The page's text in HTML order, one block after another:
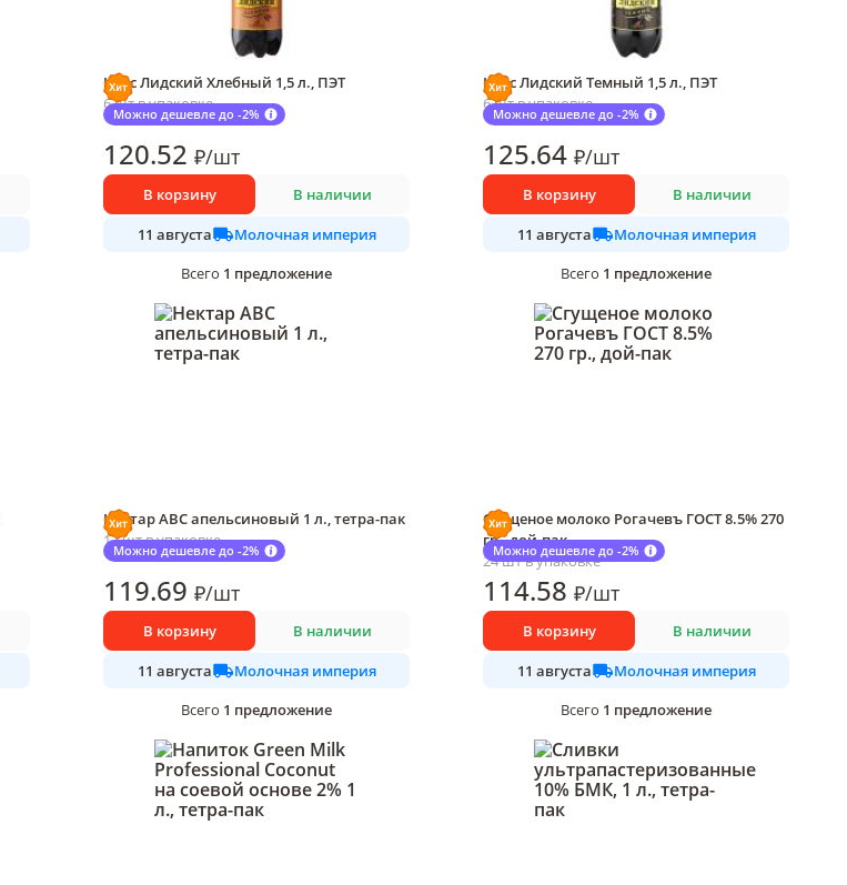
Можно дешевле до -2%
Квас Лидский Хлебный 1,5 л., ПЭТ
6 шт в упаковке
120.52 ₽/шт
В корзину В наличии
11 августа
Молочная империя
Всего 1 предложение
Можно дешевле до -2%
Квас Лидский Темный 1,5 л., ПЭТ
6 шт в упаковке
125.64 ₽/шт
В корзину В наличии
11 августа
Молочная империя
Всего 1 предложение
Можно дешевле до -2%
Нектар АВС апельсиновый 1 л., тетра-пак
12 шт в упаковке
119.69 ₽/шт
В корзину В наличии
11 августа
Молочная империя
Всего 1 предложение
Можно дешевле до -2%
Сгущеное молоко Рогачевъ ГОСТ 8.5% 270
гр., дой-пак
24 шт в упаковке
114.58 ₽/шт
В корзину В наличии
11 августа
Молочная империя
Всего 1 предложение